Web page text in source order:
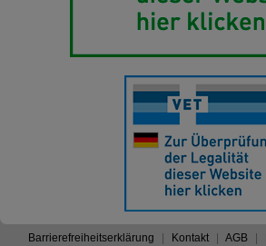
Barrierefreiheitserklärung Kontakt AGB